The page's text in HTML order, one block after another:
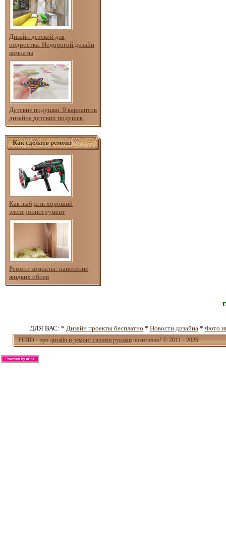
Дизайн детской для
подростка. Недорогой дизайн
комнаты
Детские подушки. 9 вариантов
дизайна детских подушек
Как сделать ремонт
Как выбрать хороший
электроинструмент
Ремонт комнаты: нанесение
жидких обоев
ДЛЯ ВАС: * Дизайн проекты бесплатно * Новости дизайна* Фото
РЕПО - продизайн и ремонт своими рукамипозитивно! © 2011 - 2026